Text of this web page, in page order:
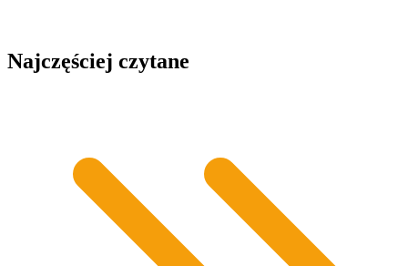
Najczęściej czytane